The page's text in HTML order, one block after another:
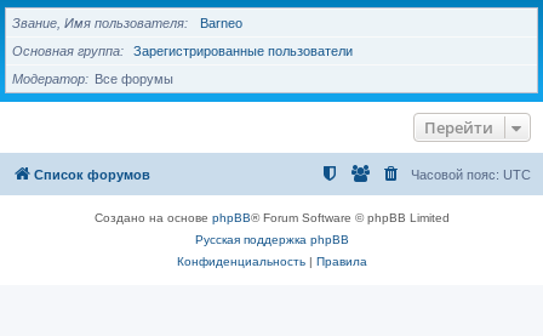
Звание, Имя пользователя
Barneo
Основная группа
Зарегистрированные пользователи
Модератор
Все форумы
Перейти
Список форумов Часовой пояс: UTC
Создано на основе phpBB® Forum Software © phpBB Limited
Русская поддержка phpBB
Конфиденциальность| Правила